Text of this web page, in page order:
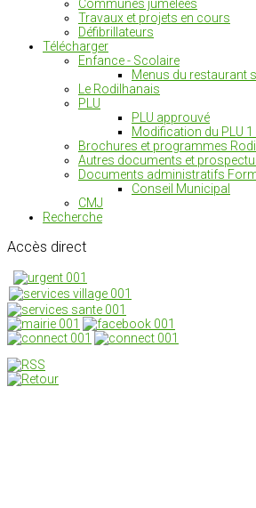
Communes jumelées
Travaux et projets en cours
Défibrillateurs
Télécharger
Enfance - Scolaire
Menus du restaurant
Le Rodilhanais
PLU
PLU approuvé
Modification du PLU
Brochures et programmes
Autres documents et
Documents administratifs
Conseil Municipal
CMJ
Recherche
Accès direct